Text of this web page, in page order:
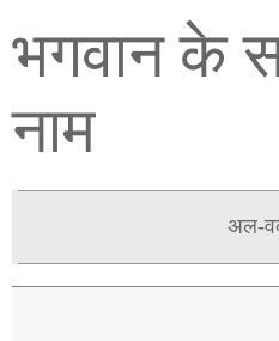
भगवान के
नाम
अल-